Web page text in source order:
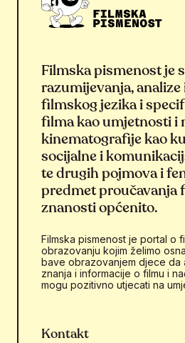
Filmska pismenost je
razumijevanja,
filmskog jezika i
filma kao umjetnosti i
kinematografije kao
socijalne i
te drugih pojmova i
predmet proučavanja
znanosti općenito.
Filmska pismenost je portal o
obrazovanju kojim želimo
bave obrazovanjem djece da
znanja i informacije o filmu i
mogu pozitivno utjecati na
Kontakt